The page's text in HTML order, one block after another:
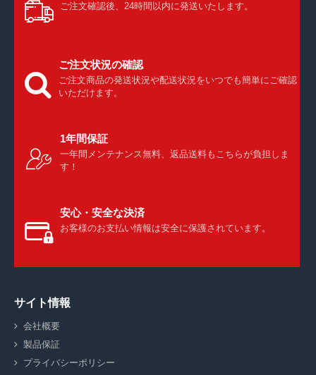
ご注文確認後、24時間以内に発送いたします。
ご注文状況の確認
ご注文商品の発送状況や配送状況をいつでも簡単にご確認
いただけます。
1年間保証
一年間メンテナンス無料、返品送料もこちらが負担しま
す！
安心・安全な決済
お客様のお支払い情報は安全に保護されています。
サイト情報
会社概要
製品保証
プライバシーポリシー